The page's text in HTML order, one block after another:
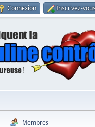
Connexion Inscrivez-vous
Membres